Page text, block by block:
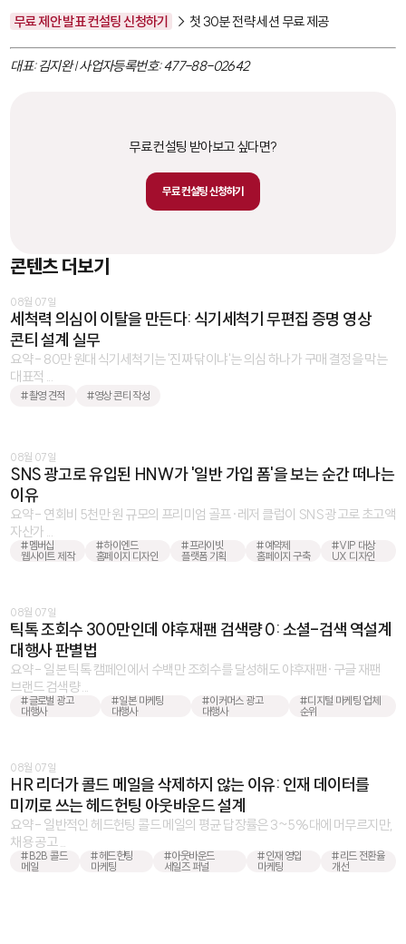
무료 제안 발표 컨설팅 신청하기 → 첫 30분 전략 세션 무료 제공
대표: 김지완 | 사업자등록번호: 477-88-02642
무료 컨설팅 받아보고 싶다면?
무료 컨설팅 신청하기
콘텐츠 더보기
08월 07일
세척력 의심이 이탈을 만든다: 식기세척기 무편집 증명 영상
콘티 설계 실무
요약 - 80만 원대 식기세척기는 '진짜 닦이냐'는 의심 하나가 구매 결정을 막는
대표적 ...
#촬영 견적 #영상 콘티 작성
08월 07일
SNS 광고로 유입된 HNW가 '일반 가입 폼'을 보는 순간 떠나는
이유
요약 - 연회비 5천만 원 규모의 프리미엄 골프·레저 클럽이 SNS 광고로 초고액
자산가 ...
#멤버십
웹사이트 제작
#하이엔드
홈페이지 디자인
#프라이빗
플랫폼 기획
#예약제
홈페이지 구축
#VIP 대상
UX 디자인
08월 07일
틱톡 조회수 300만인데 야후재팬 검색량 0: 소셜-검색 역설계
대행사 판별법
요약 - 일본 틱톡 캠페인에서 수백만 조회수를 달성해도 야후재팬·구글 재팬
브랜드 검색량 ...
#글로벌 광고
대행사
#일본 마케팅
대행사
#이커머스 광고
대행사
#디지털 마케팅 업체
순위
08월 07일
HR 리더가 콜드 메일을 삭제하지 않는 이유: 인재 데이터를
미끼로 쓰는 헤드헌팅 아웃바운드 설계
요약 - 일반적인 헤드헌팅 콜드 메일의 평균 답장률은 3~5%대에 머무르지만,
채용 공고 ...
#B2B 콜드
메일
#헤드헌팅
마케팅
#아웃바운드
세일즈 퍼널
#인재 영입
마케팅
#리드 전환율
개선